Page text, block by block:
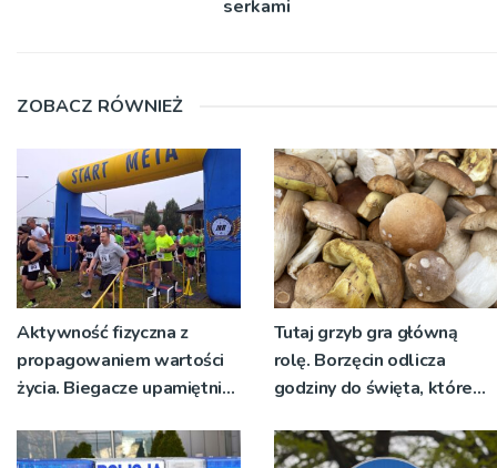
serkami
ZOBACZ RÓWNIEŻ
Aktywność fizyczna z
propagowaniem wartości
życia. Biegacze upamiętnili
Tutaj grzyb gra główną
rolę. Borzęcin odlicza
godziny do święta, które
pokoleń